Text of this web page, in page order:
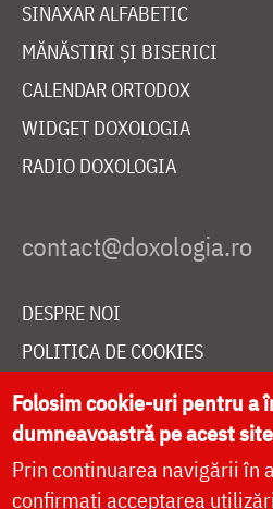
SINAXAR ALFABETIC
MĂNĂSTIRI ȘI BISERICI
CALENDAR ORTODOX
WIDGET DOXOLOGIA
RADIO DOXOLOGIA
DESPRE NOI
POLITICA DE COOKIES
DONEAZĂ ONLINE PENTRU
LIVE
Folosim cookie-uri pentru
dumneavoastră pe acest
Prin continuarea navigării în
confirmați acceptarea